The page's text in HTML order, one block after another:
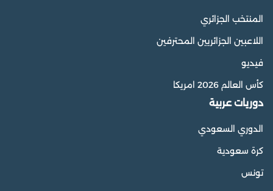
المنتخب الجزائري
اللاعبين الجزائريين المحترفين
فيديو
كأس العالم 2026 امريكا
دوريات عربية
الدوري السعودي
كرة سعودية
تونس